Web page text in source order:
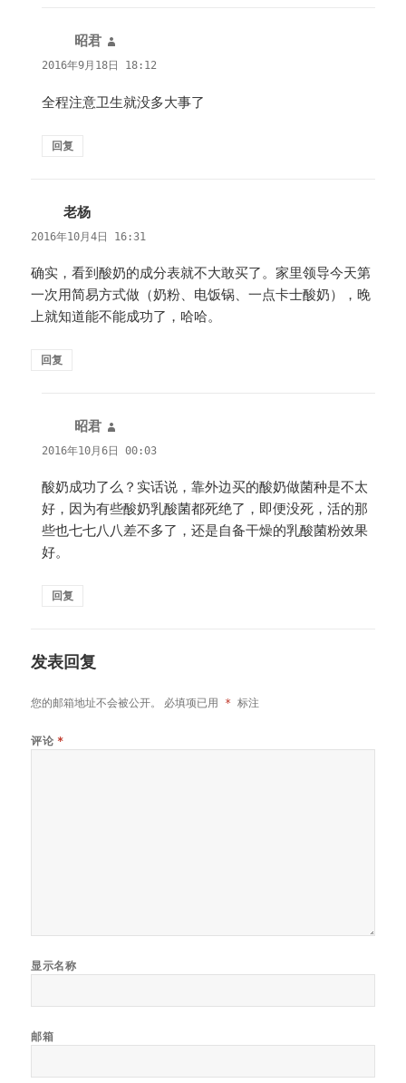
昭君
道：
2016年9月18日 18:12
全程注意卫生就没多大事了
回复
老杨
道：
2016年10月4日 16:31
确实，看到酸奶的成分表就不大敢买了。家里领导今天第
一次用简易方式做（奶粉、电饭锅、一点卡士酸奶），晚
上就知道能不能成功了，哈哈。
回复
昭君
道：
2016年10月6日 00:03
酸奶成功了么？实话说，靠外边买的酸奶做菌种是不太
好，因为有些酸奶乳酸菌都死绝了，即便没死，活的那
些也七七八八差不多了，还是自备干燥的乳酸菌粉效果
好。
回复
发表回复
您的邮箱地址不会被公开。 必填项已用 * 标注
评论 *
显示名称
邮箱